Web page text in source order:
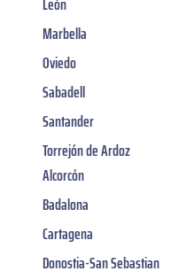
Marbella
Oviedo
Sabadell
Santander
Torrejón de Ardoz
Alcorcón
Badalona
Cartagena
Donostia-San Sebastian